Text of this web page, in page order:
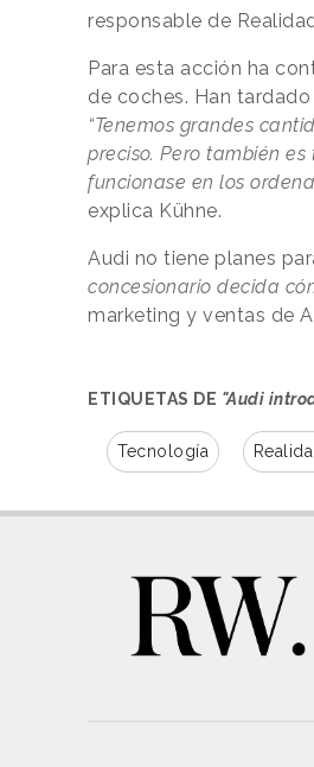
responsable de
Para esta acción ha
de coches. Han
“Tenemos grandes
preciso. Pero también
funcionase en los
explica Kühne.
Audi no tiene planes
concesionario decida
marketing y ventas de
ETIQUETAS DE "Audi
Tecnología